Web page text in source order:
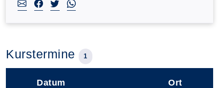
Kurstermine 1
Datum Ort